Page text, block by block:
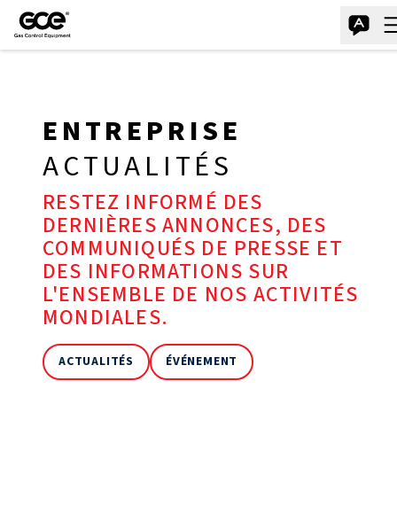
ENTREPRISE
ACTUALITÉS
RESTEZ INFORMÉ DES
DERNIÈRES ANNONCES, DES
COMMUNIQUÉS DE PRESSE ET
DES INFORMATIONS SUR
L'ENSEMBLE DE NOS ACTIVITÉS
MONDIALES.
ACTUALITÉS ÉVÉNEMENT